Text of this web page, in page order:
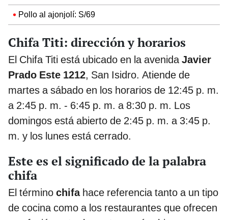
Pollo al ajonjolí: S/69
Chifa Titi: dirección y horarios
El Chifa Titi está ubicado en la avenidaJavier
Prado Este 1212, San Isidro. Atiende de
martes a sábado en los horarios de 12:45 p. m.
a 2:45 p. m. - 6:45 p. m. a 8:30 p. m. Los
domingos está abierto de 2:45 p. m. a 3:45 p.
m. y los lunes está cerrado.
Este es el significado de la palabra
chifa
El término chifa hace referencia tanto a un tipo
de cocina como a los restaurantes que ofrecen